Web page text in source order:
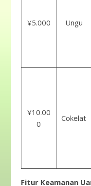
¥5.000 Ungu
¥10.00
0
Cokelat
Fitur Keamanan